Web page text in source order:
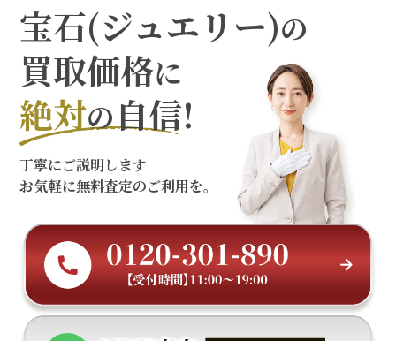
宝石(ジュエリー)の
買取価格に
絶対の自信!
丁寧にご説明します
お気軽に無料査定のご利用を。